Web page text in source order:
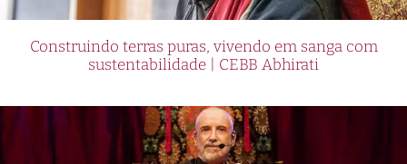
Construindo terras puras, vivendo em sanga com
sustentabilidade | CEBB Abhirati